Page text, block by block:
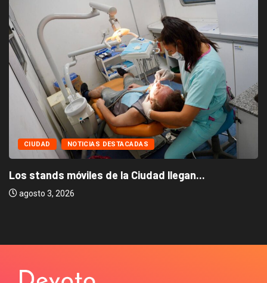
CIUDAD NOTICIAS DESTACADAS
Los stands móviles de la Ciudad llegan...
agosto 3, 2026